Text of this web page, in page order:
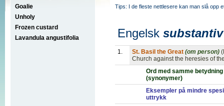
Goalie
Unholy
Frozen custard
Lavandula angustifolia
Tips: I de fleste nettlesere kan man slå opp
Engelsk substantiv
1. St. Basil the Great (om person)
Church against the heresies of
Ord med samme betydning
(synonymer)
Eksempler på mindre
uttrykk